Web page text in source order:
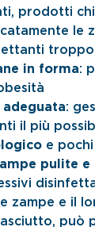
prodotti
le
troppo
in forma:
:
il più
e
pulite e
zampe e il
può